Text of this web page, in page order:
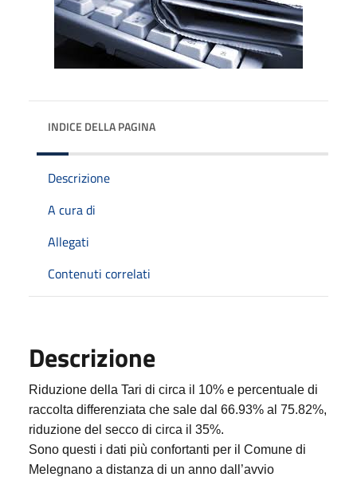
INDICE DELLA PAGINA
Descrizione
A cura di
Allegati
Contenuti correlati
Descrizione
Riduzione della Tari di circa il 10% e percentuale di
raccolta differenziata che sale dal 66.93% al 75.82%,
riduzione del secco di circa il 35%.
Sono questi i dati più confortanti per il Comune di
Melegnano a distanza di un anno dall’avvio